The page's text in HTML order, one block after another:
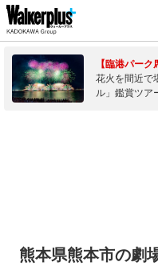
【臨港パーク
花火を間近で
ル」鑑賞ツア
熊本県熊本市の劇